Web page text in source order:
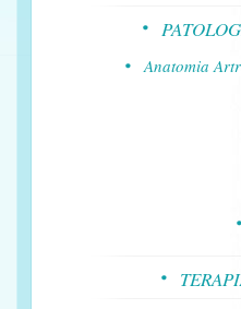
Anatomia